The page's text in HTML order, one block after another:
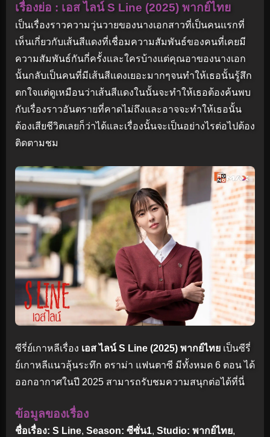
เรื่องย่อ : เอส ไลน์ S Line (2025) พากย์ไทย
เป็นเรื่องราวความวุ่นวายของนางเอกสาวที่เป็นคนแรกที่
เห็นเกี่ยวกับเส้นสีแดงที่เชื่อมความสัมพันธ์ของคนที่เคยมี
ความสัมพันธ์กันกี่ครั้งและใครบ้างแต่คุณอาของนางเอก
นั้นกลับเป็นคนที่มีเส้นสีแดงเยอะมากๆจนทำให้เธอนั้นรู้สึก
ตกใจแต่ดูเหมือนว่าเส้นสีแดงในนั้นจะทำให้เธอต้องค้นพบ
กับเรื่องราวอันตรายที่คาดไม่ถึงและอาจจะทำให้เธอนั้น
ต้องเสียชีวิตเลยก็ว่าได้และเรื่องนั้นจะเป็นอย่างไรต่อไปต้อง
ติดตามชม
ซีรี่ย์เกาหลีเรื่อง เอส ไลน์ S Line (2025) พากย์ไทย เป็นซีรี่
ย์เกาหลีแนวลุ้นระทึก ดราม่า แฟนตาซี มีทั้งหมด 6 ตอน ได้
ออกอากาศในปี 2025 สามารถรับชมความสนุกต่อได้ที่นี่
ข้อมูลของเรื่อง
ชื่อเรื่อง: S Line, Season: ซีซั่น1, Studio: พากย์ไทย,